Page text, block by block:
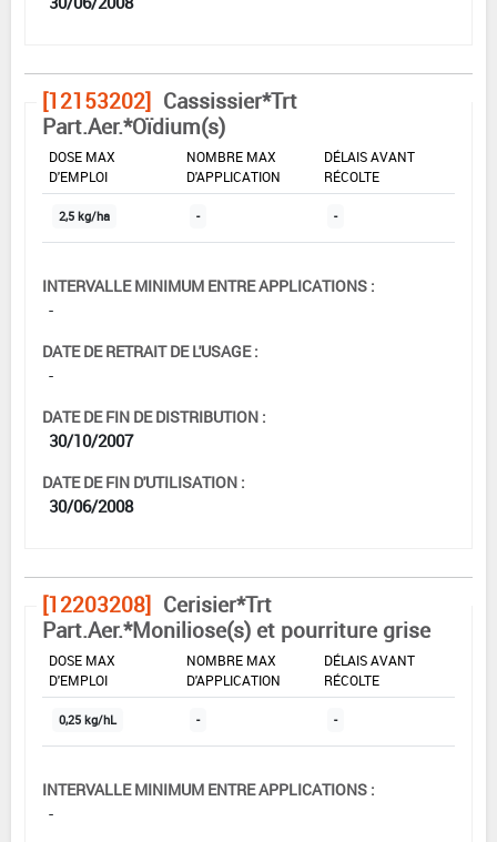
[12153202] Cassissier*Trt
Part.Aer.*Oïdium(s)
DOSE MAX
D'EMPLOI
NOMBRE MAX
D'APPLICATION
DÉLAIS AVANT
RÉCOLTE
2,5 kg/ha - -
INTERVALLE MINIMUM ENTRE APPLICATIONS :
-
DATE DE RETRAIT DE L'USAGE :
-
DATE DE FIN DE DISTRIBUTION :
30/10/2007
DATE DE FIN D'UTILISATION :
30/06/2008
[12203208] Cerisier*Trt
Part.Aer.*Moniliose(s) et pourriture grise
DOSE MAX
D'EMPLOI
NOMBRE MAX
D'APPLICATION
DÉLAIS AVANT
RÉCOLTE
0,25 kg/hL - -
INTERVALLE MINIMUM ENTRE APPLICATIONS :
-